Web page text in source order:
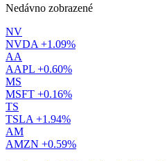
Nedávno zobrazené
NV
NVDA +1.09%
AA
AAPL +0.60%
MS
MSFT +0.16%
TS
TSLA +1.94%
AM
AMZN +0.59%